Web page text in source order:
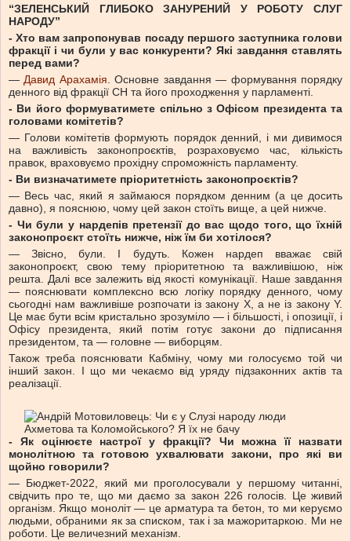
“ЗЕЛЕНСЬКИЙ ГЛИБОКО ЗАНУРЕНИЙ У РОБОТУ СЛУГ
НАРОДУ”
- Хто вам запропонував посаду першого заступника голови
фракції і чи були у вас конкуренти? Які завдання ставлять
перед вами?
—Давид Арахамія. Основне завдання — формування порядку
денного від фракції СН та його проходження у парламенті.
- Ви його формуватимете спільно з Офісом президента та
головами комітетів?
— Голови комітетів формують порядок денний, і ми дивимося
на важливість законопроєктів, розраховуємо час, кількість
правок, враховуємо прохідну спроможність парламенту.
- Ви визначатимете пріоритетність законопроєктів?
— Весь час, який я займаюся порядком денним (а це досить
давно), я пояснюю, чому цей закон стоїть вище, а цей нижче.
- Чи були у нардепів претензії до вас щодо того, що їхній
законопроєкт стоїть нижче, ніж їм би хотілося?
— Звісно, були. І будуть. Кожен нардеп вважає свій
законопроєкт, свою тему пріоритетною та важливішою, ніж
решта. Далі все залежить від якості комунікації. Наше завдання
— пояснювати комплексно всю логіку порядку денного, чому
сьогодні нам важливіше розпочати із закону Х, а не із закону Y.
Це має бути всім кристально зрозуміло — і більшості, і опозиції, і
Офісу президента, який потім готує закони до підписання
президентом, та — головне — виборцям.
Також треба пояснювати Кабміну, чому ми голосуємо той чи
інший закон. І що ми чекаємо від уряду підзаконних актів та
реалізації.
- Як оцінюєте настрої у фракції? Чи можна її назвати
монолітною та готовою ухвалювати закони, про які ви
щойно говорили?
— Бюджет-2022, який ми проголосували у першому читанні,
свідчить про те, що ми даємо за закон 226 голосів. Це живий
організм. Якщо моноліт — це арматура та бетон, то ми керуємо
людьми, обраними як за списком, так і за мажоритаркою. Ми не
роботи. Це величезний механізм.